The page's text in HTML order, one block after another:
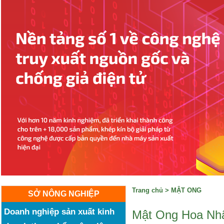
SỞ NÔNG NGHIỆP
Doanh nghiệp sản xuất kinh
Trang chủ > MẬT ONG
Mật Ong Hoa